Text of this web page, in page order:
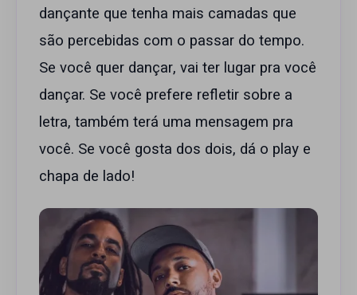
dançante que tenha mais camadas que
são percebidas com o passar do tempo.
Se você quer dançar, vai ter lugar pra você
dançar. Se você prefere refletir sobre a
letra, também terá uma mensagem pra
você. Se você gosta dos dois, dá o play e
chapa de lado!